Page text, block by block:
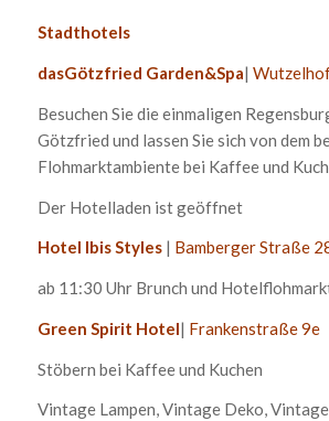
Stadthotels
dasGötzfried Garden&Spa|
Besuchen Sie die einmaligen
Götzfried und lassen Sie sich von dem
Flohmarktambiente bei Kaffee und
Der Hotelladen ist geöffnet
Hotel Ibis Styles| Bamberger Straße
ab 11:30 Uhr Brunch und
Green Spirit Hotel| Frankenstraße 9e
Stöbern bei Kaffee und Kuchen
Vintage Lampen, Vintage Deko,